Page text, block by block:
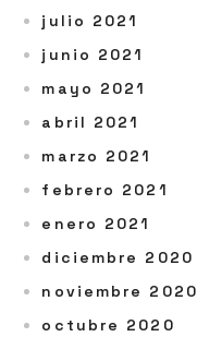
julio 2021
junio 2021
mayo 2021
abril 2021
marzo 2021
febrero 2021
enero 2021
diciembre 2020
noviembre 2020
octubre 2020